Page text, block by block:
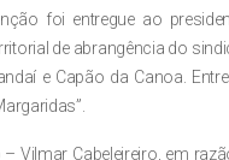
foi entregue ao
de abrangência do
e Capão da Canoa.
Vilmar Cabeleireiro, em